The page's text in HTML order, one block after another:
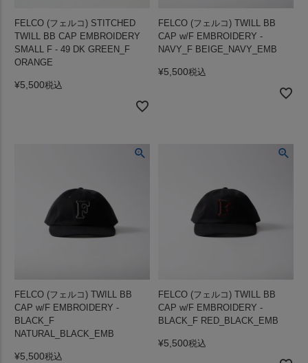
FELCO (フェルコ) STITCHED
TWILL BB CAP EMBROIDERY
SMALL F - 49 DK GREEN_F
ORANGE
¥5,500税込
FELCO (フェルコ) TWILL BB
CAP w/F EMBROIDERY -
NAVY_F BEIGE_NAVY_EMB
¥5,500税込
FELCO (フェルコ) TWILL BB
CAP w/F EMBROIDERY -
BLACK_F
NATURAL_BLACK_EMB
¥5,500税込
FELCO (フェルコ) TWILL BB
CAP w/F EMBROIDERY -
BLACK_F RED_BLACK_EMB
¥5,500税込